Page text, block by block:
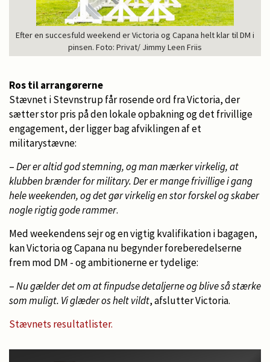
Efter en succesfuld weekend er Victoria og Capana helt klar til DM i
pinsen. Foto: Privat/ Jimmy Leen Friis
Ros til arrangørerne
Stævnet i Stevnstrup får rosende ord fra Victoria, der
sætter stor pris på den lokale opbakning og det frivillige
engagement, der ligger bag afviklingen af et
militarystævne:
–Der er altid god stemning, og man mærker virkelig, at
klubben brænder for military. Der er mange frivillige i gang
hele weekenden, og det gør virkelig en stor forskel og skaber
nogle rigtig gode rammer.
Med weekendens sejr og en vigtig kvalifikation i bagagen,
kan Victoria og Capana nu begynder foreberedelserne
frem mod DM - og ambitionerne er tydelige:
–Nu gælder det om at finpudse detaljerne og blive så stærke
som muligt. Vi glæder os helt vildt, afslutter Victoria.
Stævnets resultatlister.